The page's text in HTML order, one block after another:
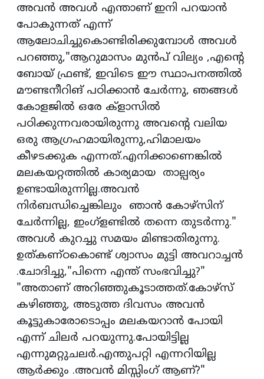
അവൻ അവൾ എന്താണ് ഇനി പറയാൻ
പോകുന്നത് എന്ന്
ആലോചിച്ചുകൊണ്ടിരിക്കുമ്പോൾ അവൾ
പറഞ്ഞു,"ആറുമാസം മുൻപ് വില്യം ,എൻ്റെ
ബോയ് ഫ്രണ്ട്, ഇവിടെ ഈ സ്ഥാപനത്തിൽ
മൗണ്ടനീറിങ് പഠിക്കാൻ ചേർന്നു, ഞങ്ങൾ
കോളജിൽ ഒരേ ക്‌ളാസിൽ
പഠിക്കുന്നവരായിരുന്നു അവൻ്റെ വലിയ
ഒരു ആഗ്രഹമായിരുന്നു,ഹിമാലയം
കീഴടക്കുക എന്നത്.എനിക്കാണെങ്കിൽ
മലകയറ്റത്തിൽ കാര്യമായ താല്പര്യം
ഉണ്ടായിരുന്നില്ല.അവൻ
നിർബന്ധിച്ചെങ്കിലും ഞാൻ കോഴ്‌സിന്
ചേർന്നില്ല, ഇംഗ്ളണ്ടിൽ തന്നെ തുടർന്നു."
അവൾ കുറച്ചു സമയം മിണ്ടാതിരുന്നു.
ഉത്കണ്ഠകൊണ്ട് ശ്വാസം മുട്ടി അവറാച്ചൻ
.ചോദിച്ചു,"പിന്നെ എന്ത് സംഭവിച്ചു?"
"അതാണ് അറിഞ്ഞുകൂടാത്തത്.കോഴ്സ്
കഴിഞ്ഞു, അടുത്ത ദിവസം അവൻ
കൂട്ടുകാരോടൊപ്പം മലകയറാൻ പോയി
എന്ന് ചിലർ പറയുന്നു.പോയിട്ടില്ല
എന്നുമറ്റുചലർ.എന്തുപറ്റി എന്നറിയില്ല
ആർക്കും .അവൻ മിസ്സിംഗ് ആണ്?"